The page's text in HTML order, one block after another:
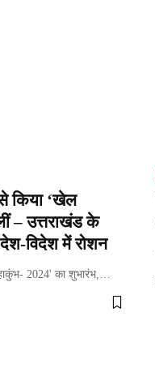
किया ‘खेल
– उत्तराखंड के
विदेश में रोशन
2024' का शुभारंभ,…